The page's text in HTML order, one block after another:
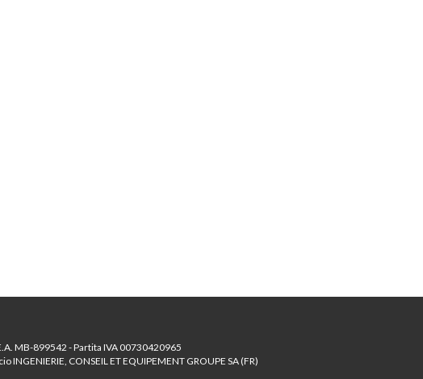
MB-899542 - Partita IVA 00730420965
CONSEIL ET EQUIPEMENT GROUPE SA (FR)